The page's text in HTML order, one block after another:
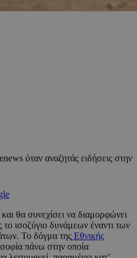
όταν αναζητάς ειδήσεις στην
θα συνεχίσει να διαμορφώνει
ισοζύγιο δυνάμεων έναντι των
Το δόγμα της Εθνικής
πάνω στην οποία